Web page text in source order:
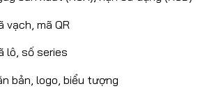
vạch, mã QR
lô, số series
bản, logo, biểu tượng